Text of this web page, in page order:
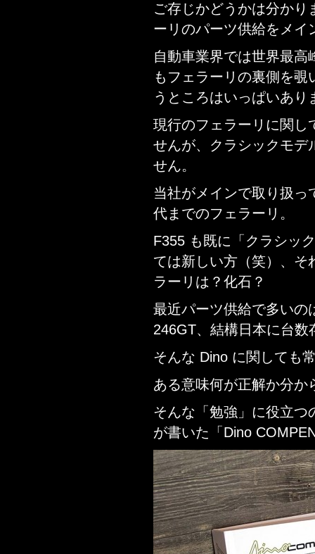
ご存じかどうかは分か
ーリのパーツ供給をメイ
自動車業界では世界最
もフェラーリの裏側を
うところはいっぱいあり
現行のフェラーリに関し
せんが、クラシックモデ
せん。
当社がメインで取り扱
代までのフェラーリ。
F355 も既に「クラシッ
ては新しい方（笑）、そ
ラーリは？化石？
最近パーツ供給で多いの
246GT、結構日本に台数
そんな Dino に関しても
ある意味何が正解か分か
そんな「勉強」に役立つ
が書いた「Dino